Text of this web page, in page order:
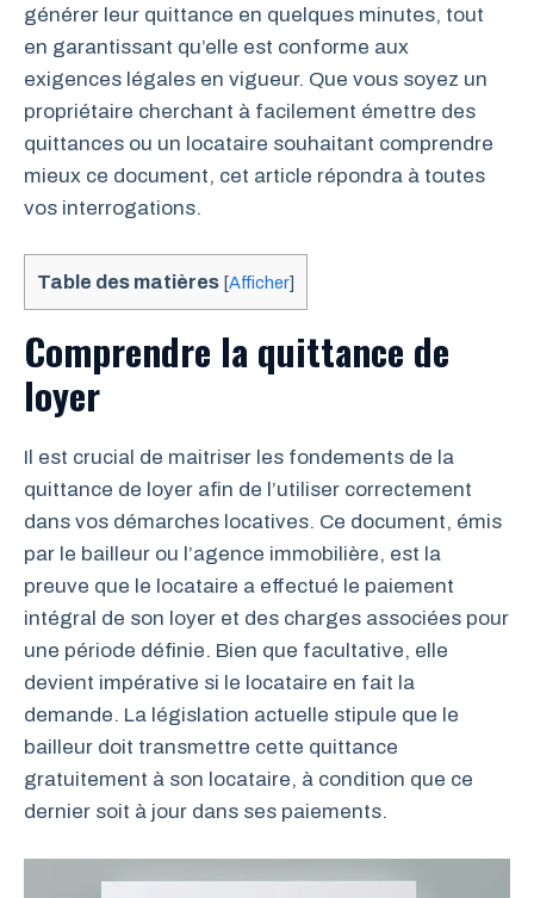
générer leur quittance en quelques minutes, tout
en garantissant qu’elle est conforme aux
exigences légales en vigueur. Que vous soyez un
propriétaire cherchant à facilement émettre des
quittances ou un locataire souhaitant comprendre
mieux ce document, cet article répondra à toutes
vos interrogations.
Table des matières [Afficher]
Comprendre la quittance de
loyer
Il est crucial de maitriser les fondements de la
quittance de loyer afin de l’utiliser correctement
dans vos démarches locatives. Ce document, émis
par le bailleur ou l’agence immobilière, est la
preuve que le locataire a effectué le paiement
intégral de son loyer et des charges associées pour
une période définie. Bien que facultative, elle
devient impérative si le locataire en fait la
demande. La législation actuelle stipule que le
bailleur doit transmettre cette quittance
gratuitement à son locataire, à condition que ce
dernier soit à jour dans ses paiements.